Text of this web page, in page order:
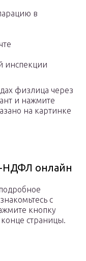
в
инспекции
физлица через
и нажмите
на картинке
НДФЛ онлайн
с
кнопку
страницы.